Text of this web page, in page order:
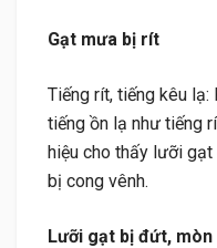
Gạt mưa bị rít
Tiếng rít, tiếng kêu
tiếng ồn lạ như tiếng
hiệu cho thấy lưỡi
bị cong vênh.
Lưỡi gạt bị đứt, mòn